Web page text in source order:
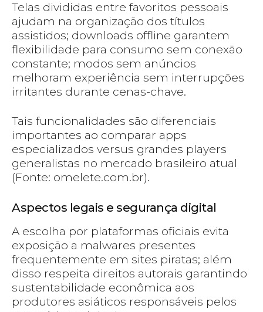
Telas divididas entre favoritos pessoais
ajudam na organização dos títulos
assistidos; downloads offline garantem
flexibilidade para consumo sem conexão
constante; modos sem anúncios
melhoram experiência sem interrupções
irritantes durante cenas-chave.
Tais funcionalidades são diferenciais
importantes ao comparar apps
especializados versus grandes players
generalistas no mercado brasileiro atual
(Fonte: omelete.com.br).
Aspectos legais e segurança digital
A escolha por plataformas oficiais evita
exposição a malwares presentes
frequentemente em sites piratas; além
disso respeita direitos autorais garantindo
sustentabilidade econômica aos
produtores asiáticos responsáveis pelos